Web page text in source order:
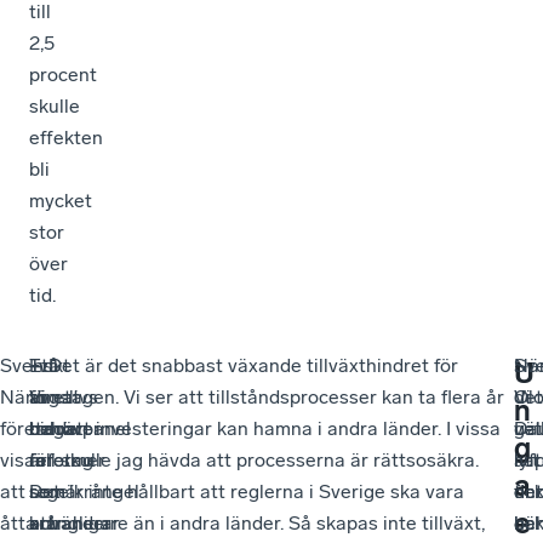
till
2,5
procent
skulle
effekten
bli
mycket
stor
över
tid.
Svenskt
Näringslivs
företagarpanel
visar
att
åtta
–
Vi
behöver
reformer
som
attraherar
Två
av
tre
företag
som
använder
Ett
annat
hinder
är
regelkrångel
och
– Det är det snabbast växande tillväxthindret för
företagen. Vi ser att tillståndsprocesser kan ta flera år
och att investeringar kan hamna i andra länder. I vissa
fall skulle jag hävda att processerna är rättsosäkra.
Det är inte hållbart att reglerna i Sverige ska vara
krångligare än i andra länder. Så skapas inte tillväxt,
det
–
Vi
vet
att
det
här
U
n
g
a
e